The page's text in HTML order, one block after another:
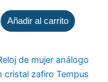
Añadir al carrito